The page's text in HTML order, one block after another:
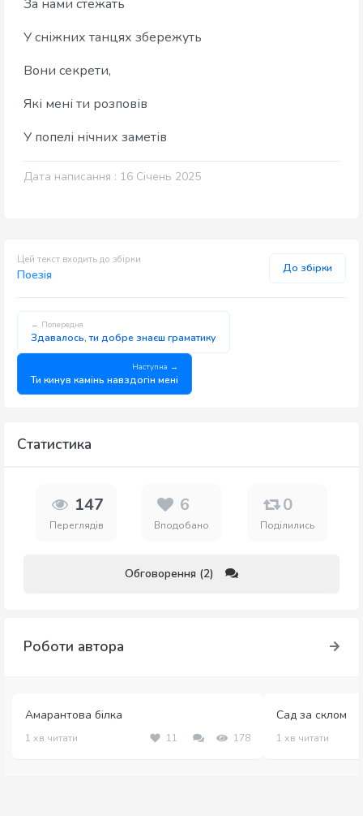
За нами стежать
У сніжних танцях збережуть
Вони секрети,
Які мені ти розповів
У попелі нічних заметів
Дата написання : 16 Січень 2025
Цей текст входить до збірки
Поезія До збірки
← Попередня
Здавалось, ти добре знаєш граматику
Наступна →
Ти кинув камінь навздогін мені
Статистика
147
Переглядів
6
Вподобано
0
Поділились
Обговорення (2)
Роботи автора
Амарантова білка
1 хв читати 11 178
Сад за склом
1 хв читати